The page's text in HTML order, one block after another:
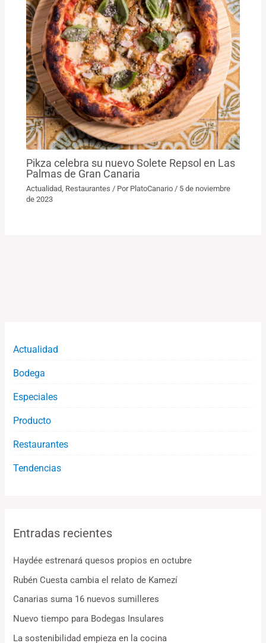
Pikza celebra su nuevo Solete Repsol en Las
Palmas de Gran Canaria
Actualidad Restaurantes / Por PlatoCanario / 5 de noviembre
de 2023
Actualidad
Bodega
Especiales
Producto
Restaurantes
Tendencias
Entradas recientes
Haydée estrenará quesos propios en octubre
Rubén Cuesta cambia el relato de Kamezí
Canarias suma 16 nuevos sumilleres
Nuevo tiempo para Bodegas Insulares
La sostenibilidad empieza en la cocina